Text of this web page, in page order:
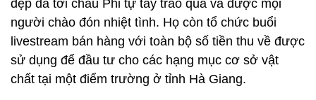
đẹp đã tới châu Phi tự tay trao quà và được mọi
người chào đón nhiệt tình. Họ còn tổ chức buổi
livestream bán hàng với toàn bộ số tiền thu về được
sử dụng để đầu tư cho các hạng mục cơ sở vật
chất tại một điểm trường ở tỉnh Hà Giang.